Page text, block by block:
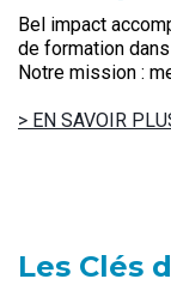
Bel impact
de formation
Notre mission :
> EN SAVOIR
Les Clés